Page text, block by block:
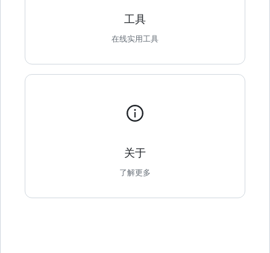
工具
在线实用工具
关于
了解更多